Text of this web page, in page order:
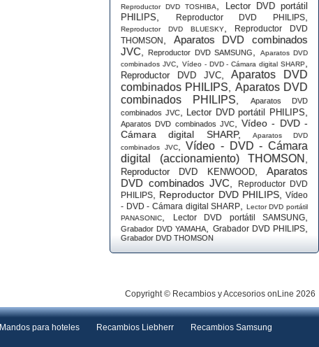
Reproductor DVD TOSHIBA
Lector DVD portátil
PHILIPS
Reproductor DVD PHILIPS
Reproductor DVD BLUESKY,
Reproductor DVD
THOMSON
Aparatos DVD combinados
JVC ,Reproductor DVD SAMSUNG
Aparatos DVD
combinados JVC, Vídeo - DVD - Cámara digital SHARP
Reproductor DVD JVC,Aparatos DVD
combinados PHILIPS
Aparatos DVD
combinados PHILIPS
Aparatos DVD
combinados JVC, Lector DVD portátil PHILIPS
Aparatos DVD combinados JVC,Vídeo - DVD -
Cámara digital SHARP,
Aparatos DVD
combinados JVC,Vídeo - DVD - Cámara
digital (accionamiento) THOMSON
Reproductor DVD KENWOOD,Aparatos
DVD combinados JVC
Reproductor DVD
PHILIPS
Reproductor DVD PHILIPS, Vídeo
- DVD - Cámara digital SHARP
Lector DVD portátil
PANASONIC
Lector DVD portátil SAMSUNG
Grabador DVD YAMAHA Grabador DVD PHILIPS
Grabador DVD THOMSON
Copyright © Recambios y Accesorios onLine 2026
Mandos para hoteles Recambios Liebherr
Recambios Samsung